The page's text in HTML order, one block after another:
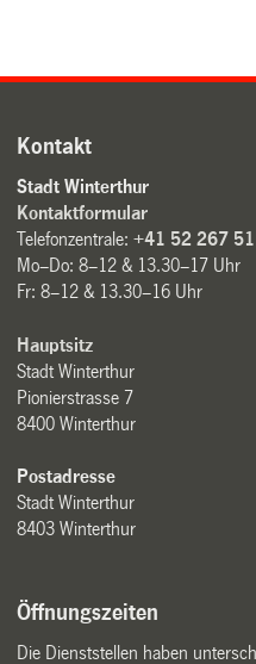
Kontakt
Stadt Winterthur
Kontaktformular
Telefonzentrale:+41 52 267
Mo–Do: 8–12 & 13.30–17 Uhr
Fr: 8–12 & 13.30–16 Uhr
Hauptsitz
Stadt Winterthur
Pionierstrasse 7
8400 Winterthur
Postadresse
Stadt Winterthur
8403 Winterthur
Öffnungszeiten
Die Dienststellen haben